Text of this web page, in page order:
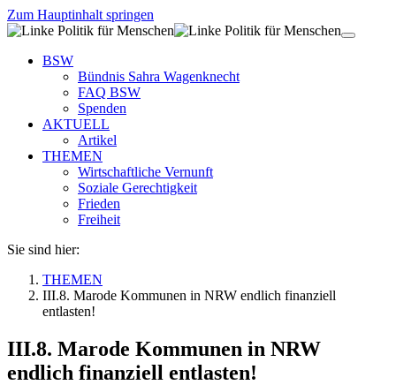
Zum Hauptinhalt springen
BSW
Bündnis Sahra Wagenknecht
FAQ BSW
Spenden
AKTUELL
Artikel
THEMEN
Wirtschaftliche Vernunft
Soziale Gerechtigkeit
Frieden
Freiheit
Sie sind hier:
THEMEN
III.8. Marode Kommunen in NRW endlich finanziell
entlasten!
III.8. Marode Kommunen in NRW
endlich finanziell entlasten!